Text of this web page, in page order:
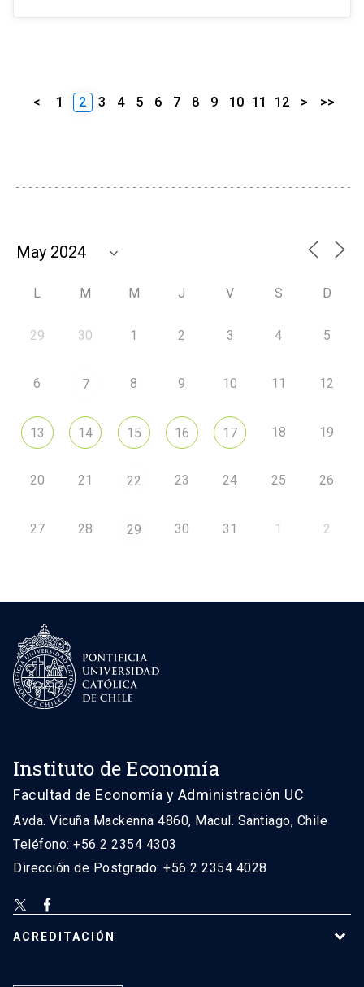
< 1 2 3 4 5 6 7 8 9 10 11 12 > >>
L M M J V S D
29 30 1 2 3 4 5
6 7 8 9 10 11 12
13 14 15 16 17 18 19
20 21 22 23 24 25 26
27 28 29 30 31 1 2
Instituto de Economía
Facultad de Economía y Administración UC
Avda. Vicuña Mackenna 4860, Macul. Santiago, Chile
Teléfono: +56 2 2354 4303
Dirección de Postgrado: +56 2 2354 4028
ACREDITACIÓN